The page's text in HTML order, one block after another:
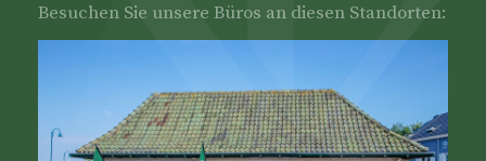
Besuchen Sie unsere Büros an diesen Standorten: